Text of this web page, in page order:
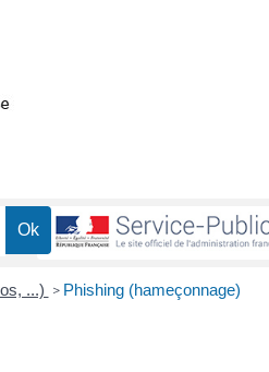
...) > Phishing (hameçonnage)